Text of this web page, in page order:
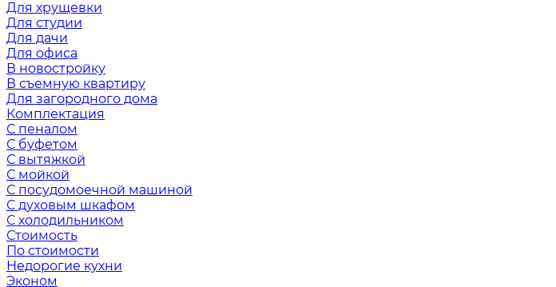
Для хрущевки
Для студии
Для дачи
Для офиса
В новостройку
В съемную квартиру
Для загородного дома
Комплектация
С пеналом
С буфетом
С вытяжкой
С мойкой
С посудомоечной машиной
С духовым шкафом
С холодильником
Стоимость
По стоимости
Недорогие кухни
Эконом